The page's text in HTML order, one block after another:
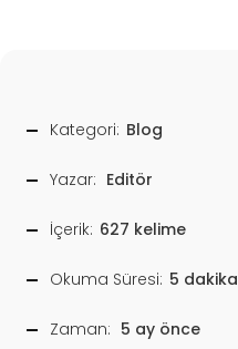
Kategori: Blog
Yazar: Editör
İçerik: 627 kelime
Okuma Süresi: 5 dakika
Zaman: 5 ay önce